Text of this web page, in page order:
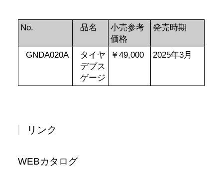
No. 品名
小売参考
価格
発売時期
GNDA020A
タイヤ
デプス
ゲージ
￥49,000 2025年3月
リンク
WEBカタログ